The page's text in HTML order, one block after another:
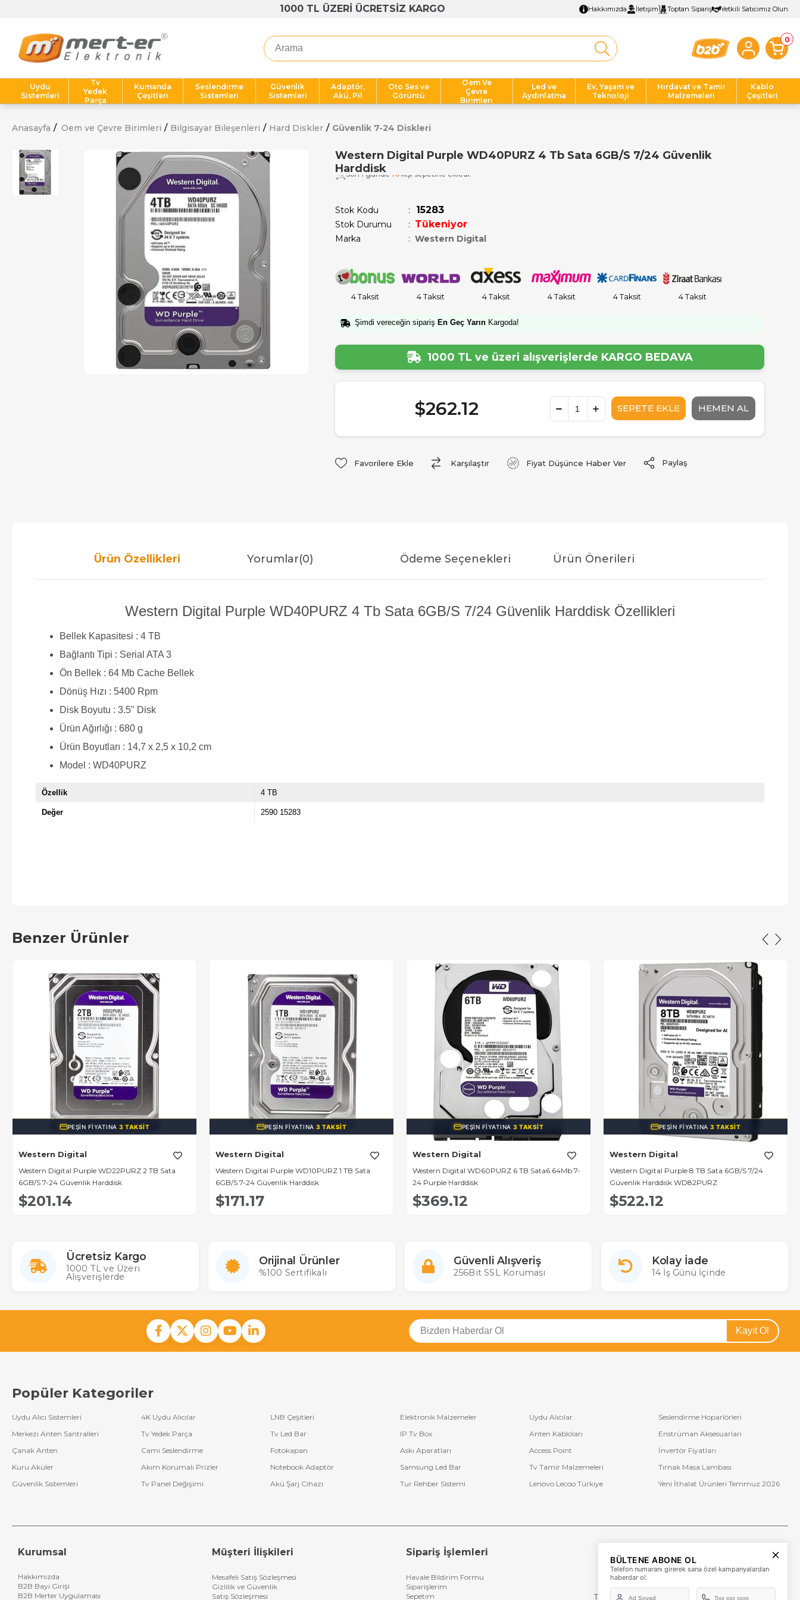
1000 TL ÜZERİ ÜCRETSİZ KARGO Hakkımızda İletişim Toptan Sipariş Yetkili Satıcımız Olun
0
Uydu
Sistemleri
Tv
Yedek
Parça
Kumanda
Çeşitleri
Seslendirme
Sistemleri
Güvenlik
Sistemleri
Adaptör,
Akü, Pil
Oto Ses ve
Görüntü
Oem Ve
Çevre
Birimleri
Led ve
Aydınlatma
Ev, Yaşam ve
Teknoloji
Hırdavat ve Tamir
Malzemeleri
Kablo
Çeşitleri
Anasayfa Oem ve Çevre Birimleri Bilgisayar Bileşenleri Hard Diskler Güvenlik 7-24 Diskleri
Western Digital Purple WD40PURZ 4 Tb Sata 6GB/S 7/24 Güvenlik
Harddisk
Son 1 günde kişi sepetine ekledi!
Stok Kodu 15283
Stok Durumu : Tükeniyor
Marka : Western Digital
4 Taksit 4 Taksit 4 Taksit 4 Taksit 4 Taksit 4 Taksit
Şimdi vereceğin sipariş En Geç Yarın Kargoda!
1000 TL ve üzeri alışverişlerde KARGO BEDAVA
$262.12
Favorilere Ekle Karşılaştır Fiyat Düşünce Haber Ver Paylaş
Ürün Özellikleri Yorumlar(0) Ödeme Seçenekleri Ürün Önerileri
Western Digital Purple WD40PURZ 4 Tb Sata 6GB/S 7/24 Güvenlik Harddisk Özellikleri
Bellek Kapasitesi : 4 TB
Bağlantı Tipi : Serial ATA 3
Ön Bellek : 64 Mb Cache Bellek
Dönüş Hızı : 5400 Rpm
Disk Boyutu : 3.5" Disk
Ürün Ağırlığı : 680 g
Ürün Boyutları : 14,7 x 2,5 x 10,2 cm
Model : WD40PURZ
Özellik 4 TB
Değer 2590 15283
Benzer Ürünler
PEŞIN FIYATINA3 TAKSIT
Western Digital
Western Digital Purple WD22PURZ 2 TB Sata
6GB/S 7-24 Güvenlik Harddisk
$201.14
PEŞIN FIYATINA3 TAKSIT
Western Digital
Western Digital Purple WD10PURZ 1 TB Sata
6GB/S 7-24 Güvenlik Harddisk
$171.17
PEŞIN FIYATINA3 TAKSIT
Western Digital
Western Digital WD60PURZ 6 TB Sata6 64Mb 7-
24 Purple Harddisk
$369.12
PEŞIN FIYATINA3 TAKSIT
Western Digital
Western Digital Purple 8 TB Sata 6GB/S 7/24
Güvenlik Harddisk WD82PURZ
$522.12
Ücretsiz Kargo
1000 TL ve Üzeri
Alışverişlerde
Orijinal Ürünler
%100 Sertifikalı
Güvenli Alışveriş
256Bit SSL Koruması
Kolay İade
14 İş Günü İçinde
Kayıt Ol
Popüler Kategoriler
Uydu Alıcı Sistemleri 4K Uydu Alıcılar LNB Çeşitleri Elektronik Malzemeler Uydu Alıcılar
Seslendirme Hoparlörleri
Merkezi Anten Santralleri
Tv Yedek Parça Tv Led Bar IP Tv Box Anten Kabloları
Enstrüman Aksesuarları
Çanak Anten
Cami Seslendirme Fotokapan Askı Aparatları Access Point
İnvertör Fiyatları
Kuru Aküler
Akım Korumalı Prizler Notebook Adaptör Samsung Led Bar Tv Tamir Malzemeleri
Tırnak Masa Lambası
Güvenlik Sistemleri
Tv Panel Değişimi Akü Şarj Cihazı Tur Rehber Sistemi Lenovo Lecoo Türkiye Yeni İthalat Ürünleri Temmuz 2026
Kurumsal
Hakkımızda
B2B Bayi Girişi
B2B Merter Uygulaması
Müşteri İlişkileri
Mesafeli Satış Sözleşmesi
Gizlilik ve Güvenlik
Satış Sözleşmesi
Sipariş İşlemleri
Havale Bildirim Formu
Siparişlerim
Sepetim
+90 (850) 473 08 08
Tevfik Bey Mah. Dr. Ali Demir Cd. No:51 Kat:2 Kobi İş
BÜLTENE ABONE OL
Telefon numaranı girerek sana özel kampanyalardan
haberdar ol.